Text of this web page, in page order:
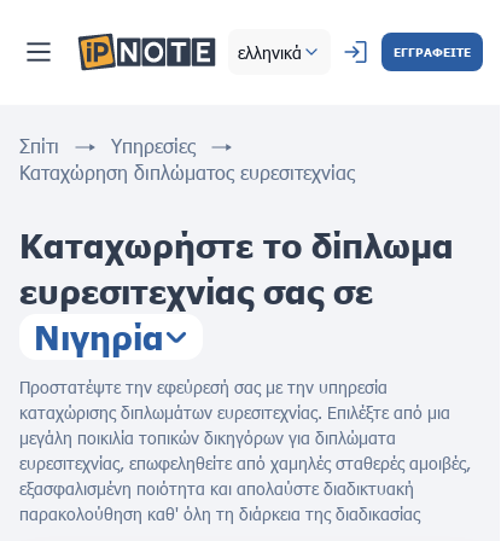
ελληνικά ΕΓΓΡΑΦΕΙΤΕ
Σπίτι
Υπηρεσίες
Καταχώρηση διπλώματος ευρεσιτεχνίας
Καταχωρήστε το δίπλωμα
ευρεσιτεχνίας σας σε
Νιγηρία
Προστατέψτε την εφεύρεσή σας με την υπηρεσία
καταχώρισης διπλωμάτων ευρεσιτεχνίας. Επιλέξτε από μια
μεγάλη ποικιλία τοπικών δικηγόρων για διπλώματα
ευρεσιτεχνίας, επωφεληθείτε από χαμηλές σταθερές αμοιβές,
εξασφαλισμένη ποιότητα και απολαύστε διαδικτυακή
παρακολούθηση καθ' όλη τη διάρκεια της διαδικασίας